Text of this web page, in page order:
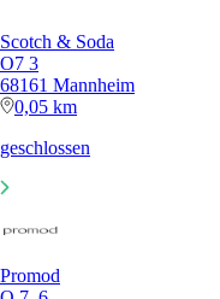
Scotch & Soda
O7 3
68161 Mannheim
0,05 km
geschlossen
Promod